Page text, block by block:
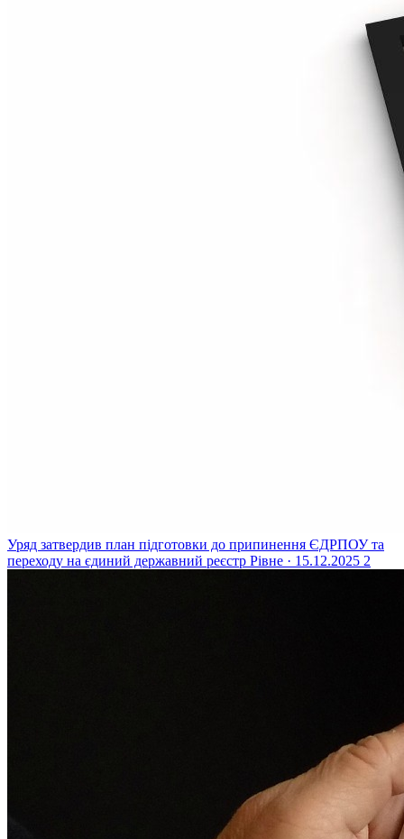
Уряд затвердив план підготовки до припинення ЄДРПОУ та
переходу на єдиний державний реєстр Рівне · 15.12.2025 2